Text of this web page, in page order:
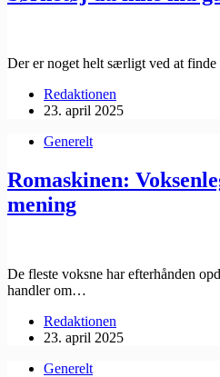
Der er noget helt særligt ved at
Redaktionen
23. april 2025
Generelt
Romaskinen:
mening
De fleste voksne har efterhånden
handler om…
Redaktionen
23. april 2025
Generelt